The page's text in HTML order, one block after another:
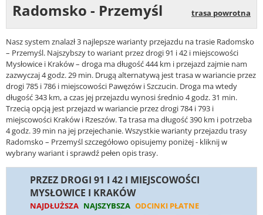
Radomsko - Przemyśl trasa powrotna
Nasz system znalazł 3 najlepsze warianty przejazdu na trasie Radomsko
– Przemyśl. Najszybszy to wariant przez drogi 91 i 42 i miejscowości
Mysłowice i Kraków – droga ma długość 444 km i przejazd zajmie nam
zazwyczaj 4 godz. 29 min. Drugą alternatywą jest trasa w wariancie przez
drogi 785 i 786 i miejscowości Pawęzów i Szczucin. Droga ma wtedy
długość 343 km, a czas jej przejazdu wynosi średnio 4 godz. 31 min.
Trzecią opcją jest przejazd w wariancie przez drogi 784 i 793 i
miejscowości Kraków i Rzeszów. Ta trasa ma długość 390 km i potrzeba
4 godz. 39 min na jej przejechanie. Wszystkie warianty przejazdu trasy
Radomsko – Przemyśl szczegółowo opisujemy poniżej - kliknij w
wybrany wariant i sprawdź pełen opis trasy.
PRZEZ DROGI 91 I 42 I MIEJSCOWOŚCI
MYSŁOWICE I KRAKÓW
NAJDŁUŻSZA NAJSZYBSZA ODCINKI PŁATNE